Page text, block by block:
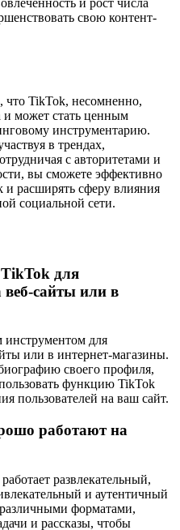
и рост числа
свою контент-
что TikTok, несомненно,
и может стать ценным
инструментарию.
в трендах,
с авторитетами и
вы сможете эффективно
и расширять сферу влияния
социальной сети.
для
сайты или в
для
или в интернет-магазины.
своего профиля,
функцию TikTok
пользователей на ваш сайт.
работают на
развлекательный,
и аутентичный
форматами,
и рассказы, чтобы